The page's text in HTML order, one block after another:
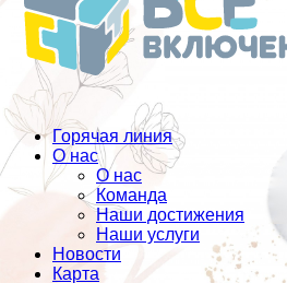
Горячая линия
О нас
О нас
Команда
Наши достижения
Наши услуги
Новости
Карта